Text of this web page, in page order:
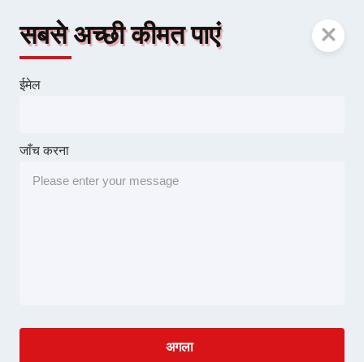
सबसे अच्छी कीमत पाएं
ईमेल
जाँच करना
अगला